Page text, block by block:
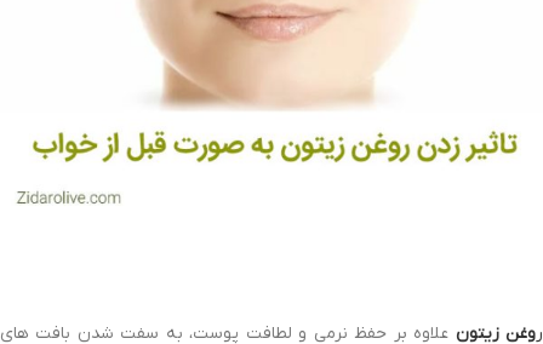
روغن زیتون علاوه بر حفظ نرمی و لطافت پوست، به سفت شدن بافت های